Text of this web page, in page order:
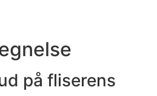
på fliserens